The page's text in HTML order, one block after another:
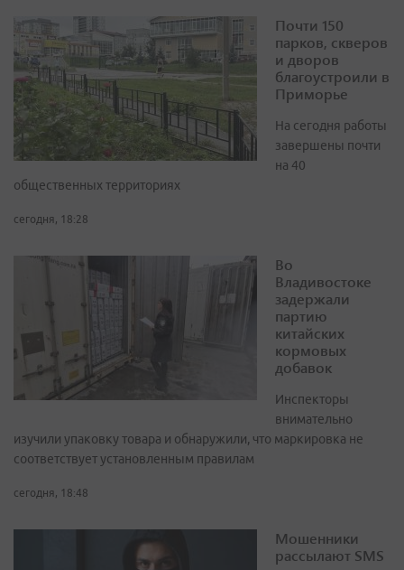
Почти 150
парков, скверов
и дворов
благоустроили в
Приморье
На сегодня работы
завершены почти
на 40
общественных территориях
сегодня, 18:28
Во
Владивостоке
задержали
партию
китайских
кормовых
добавок
Инспекторы
внимательно
изучили упаковку товара и обнаружили, что маркировка не
соответствует установленным правилам
сегодня, 18:48
Мошенники
рассылают SMS